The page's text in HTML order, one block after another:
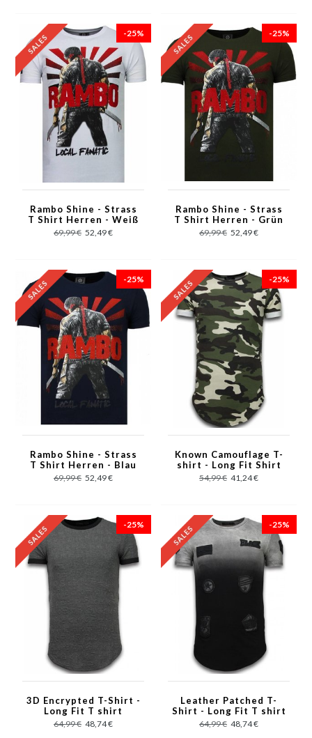
-25%
Rambo Shine - Strass
T Shirt Herren - Weiß
69,99 € 52,49 €
-25%
Rambo Shine - Strass
T Shirt Herren - Grün
69,99 € 52,49 €
-25%
Rambo Shine - Strass
T Shirt Herren - Blau
69,99 € 52,49 €
-25%
Known Camouflage T-
shirt - Long Fit Shirt
Army - Grün
54,99 € 41,24 €
-25%
3D Encrypted T-Shirt -
Long Fit T shirt
Herren Zipped - Grau
64,99 € 48,74 €
-25%
Leather Patched T-
Shirt - Long Fit T shirt
Herren Flare Effect
Dual Colored -
64,99 € 48,74 €